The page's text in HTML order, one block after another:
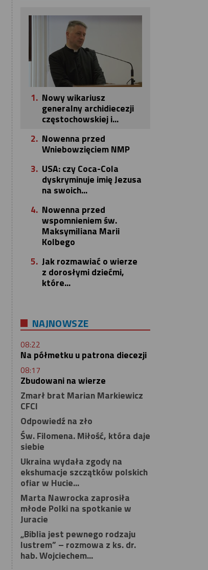
1. Nowy wikariusz
generalny archidiecezji
częstochowskiej i...
2. Nowenna przed
Wniebowzięciem NMP
3. USA: czy Coca-Cola
dyskryminuje imię Jezusa
na swoich...
4. Nowenna przed
wspomnieniem św.
Maksymiliana Marii
Kolbego
5. Jak rozmawiać o wierze
z dorosłymi dziećmi,
które...
NAJNOWSZE
08:22
Na półmetku u patrona diecezji
08:17
Zbudowani na wierze
Zmarł brat Marian Markiewicz
CFCI
Odpowiedź na zło
Św. Filomena. Miłość, która daje
siebie
Ukraina wydała zgody na
ekshumacje szczątków polskich
ofiar w Hucie...
Marta Nawrocka zaprosiła
młode Polki na spotkanie w
Juracie
„Biblia jest pewnego rodzaju
lustrem” – rozmowa z ks. dr.
hab. Wojciechem...